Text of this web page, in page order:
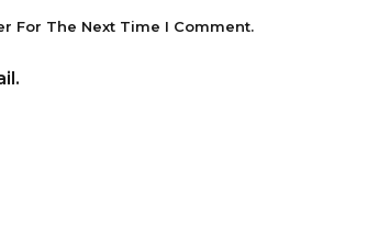
For The Next Time I Comment.